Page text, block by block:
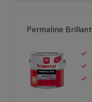
Permaline Brillant